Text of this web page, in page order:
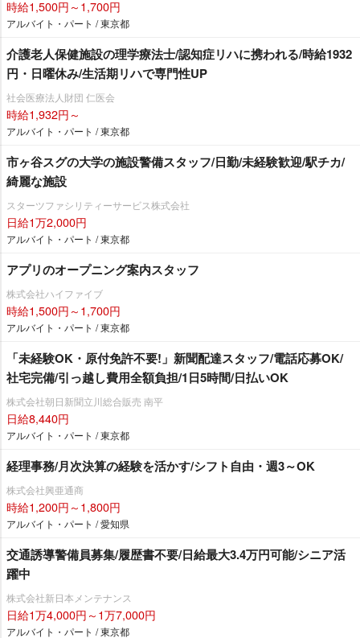
時給1,500円～1,700円
アルバイト・パート / 東京都
介護老人保健施設の理学療法士/認知症リハに携われる/時給1932
円・日曜休み/生活期リハで専門性UP
社会医療法人財団 仁医会
時給1,932円～
アルバイト・パート / 東京都
市ヶ谷スグの大学の施設警備スタッフ/日勤/未経験歓迎/駅チカ/
綺麗な施設
スターツファシリティーサービス株式会社
日給1万2,000円
アルバイト・パート / 東京都
アプリのオープニング案内スタッフ
株式会社ハイファイブ
時給1,500円～1,700円
アルバイト・パート / 東京都
「未経験OK・原付免許不要!」新聞配達スタッフ/電話応募OK/
社宅完備/引っ越し費用全額負担/1日5時間/日払いOK
株式会社朝日新聞立川総合販売 南平
日給8,440円
アルバイト・パート / 東京都
経理事務/月次決算の経験を活かす/シフト自由・週3～OK
株式会社興亜通商
時給1,200円～1,800円
アルバイト・パート / 愛知県
交通誘導警備員募集/履歴書不要/日給最大3.4万円可能/シニア活
躍中
株式会社新日本メンテナンス
日給1万4,000円～1万7,000円
アルバイト・パート / 東京都